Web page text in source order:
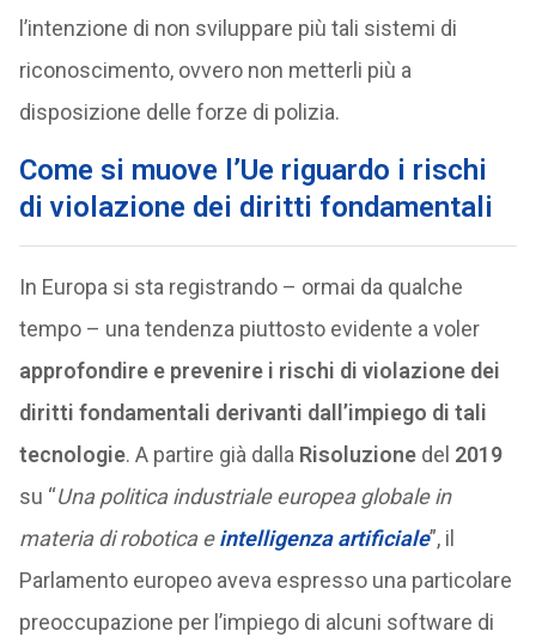
l’intenzione di non sviluppare più tali sistemi di
riconoscimento, ovvero non metterli più a
disposizione delle forze di polizia.
Come si muove l’Ue riguardo i rischi
di violazione dei diritti fondamentali
In Europa si sta registrando – ormai da qualche
tempo – una tendenza piuttosto evidente a voler
approfondire e prevenire i rischi di violazione dei
diritti fondamentali derivanti dall’impiego di tali
tecnologie. A partire già dalla Risoluzionedel 2019
su “Una politica industriale europea globale in
materia di robotica eintelligenza artificiale”, il
Parlamento europeo aveva espresso una particolare
preoccupazione per l’impiego di alcuni software di